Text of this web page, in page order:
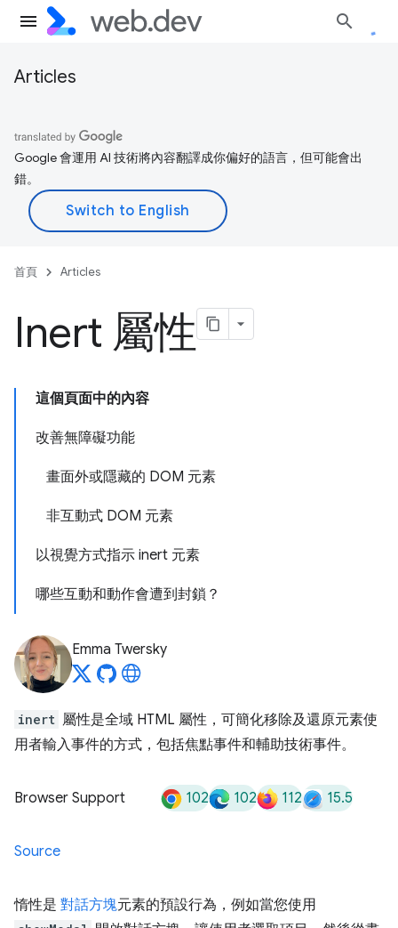
Articles
Google 會運用 AI 技術將內容翻譯成你偏好的語言，但可能會出
錯。
首頁 Articles
Inert 屬性
這個頁面中的內容
改善無障礙功能
畫面外或隱藏的 DOM 元素
非互動式 DOM 元素
以視覺方式指示 inert 元素
哪些互動和動作會遭到封鎖？
Emma Twersky
inert 屬性是全域 HTML 屬性，可簡化移除及還原元素使
用者輸入事件的方式，包括焦點事件和輔助技術事件。
Browser Support 102 102 112 15.5
Source
惰性是 對話方塊元素的預設行為，例如當您使用